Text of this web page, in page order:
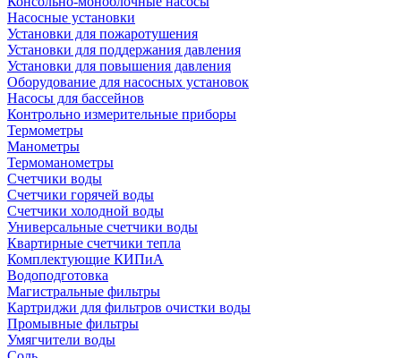
Насосные установки
Установки для пожаротушения
Установки для поддержания давления
Установки для повышения давления
Оборудование для насосных установок
Насосы для бассейнов
Контрольно измерительные приборы
Термометры
Манометры
Термоманометры
Счетчики воды
Счетчики горячей воды
Счетчики холодной воды
Универсальные счетчики воды
Квартирные счетчики тепла
Комплектующие КИПиА
Водоподготовка
Магистральные фильтры
Картриджи для фильтров очистки воды
Промывные фильтры
Умягчители воды